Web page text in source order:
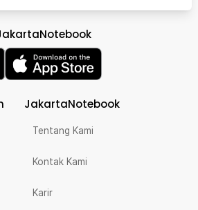
JakartaNotebook
Tentang Kami
Kontak Kami
Karir